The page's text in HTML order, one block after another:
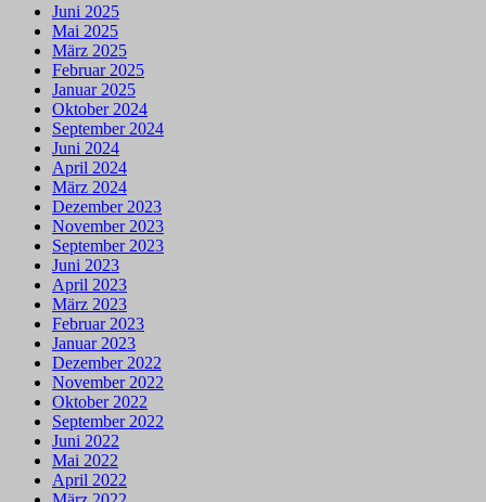
Juni 2025
Mai 2025
März 2025
Februar 2025
Januar 2025
Oktober 2024
September 2024
Juni 2024
April 2024
März 2024
Dezember 2023
November 2023
September 2023
Juni 2023
April 2023
März 2023
Februar 2023
Januar 2023
Dezember 2022
November 2022
Oktober 2022
September 2022
Juni 2022
Mai 2022
April 2022